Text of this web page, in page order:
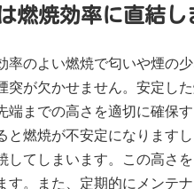
燃焼効率に直結し
率のよい燃焼で匂いや煙の
突が欠かせません。安定し
端までの高さを適切に確保
と燃焼が不安定になります
してしまいます。この高さ
す。また、定期的にメンテ